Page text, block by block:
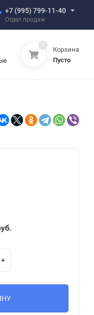
+7 (995) 799-11-40
Отдел продаж
0
Корзина
Пусто